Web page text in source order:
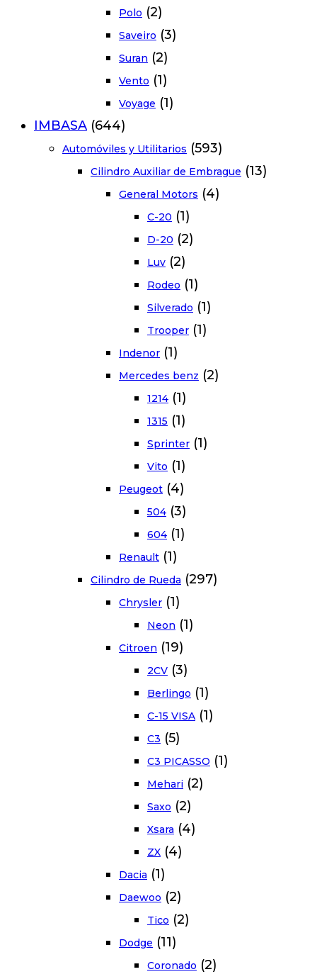
Polo (2)
Saveiro (3)
Suran (2)
Vento (1)
Voyage (1)
IMBASA (644)
Automóviles y Utilitarios (593)
Cilindro Auxiliar de Embrague (13)
General Motors (4)
C-20 (1)
D-20 (2)
Luv (2)
Rodeo (1)
Silverado (1)
Trooper (1)
Indenor (1)
Mercedes benz (2)
1214 (1)
1315 (1)
Sprinter (1)
Vito (1)
Peugeot (4)
504 (3)
604 (1)
Renault (1)
Cilindro de Rueda (297)
Chrysler (1)
Neon (1)
Citroen (19)
2CV (3)
Berlingo (1)
C-15 VISA (1)
C3 (5)
C3 PICASSO (1)
Mehari (2)
Saxo (2)
Xsara (4)
ZX (4)
Dacia (1)
Daewoo (2)
Tico (2)
Dodge (11)
Coronado (2)